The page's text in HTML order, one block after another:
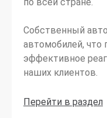
Собственный
автомобилей, что
эффективное
наших клиентов.
Перейти в раздел